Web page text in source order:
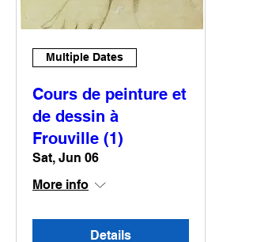
Multiple Dates
Cours de peinture et
de dessin à
Frouville (1)
Sat, Jun 06
More info
Details